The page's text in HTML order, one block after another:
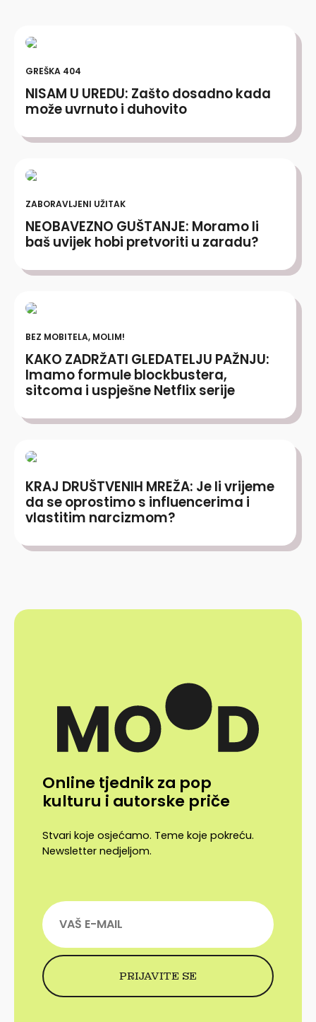
GREŠKA 404
NISAM U UREDU: Zašto dosadno kada
može uvrnuto i duhovito
ZABORAVLJENI UŽITAK
NEOBAVEZNO GUŠTANJE: Moramo li
baš uvijek hobi pretvoriti u zaradu?
BEZ MOBITELA, MOLIM!
KAKO ZADRŽATI GLEDATELJU PAŽNJU:
Imamo formule blockbustera,
sitcoma i uspješne Netflix serije
KRAJ DRUŠTVENIH MREŽA: Je li vrijeme
da se oprostimo s influencerima i
vlastitim narcizmom?
Online tjednik za pop
kulturu i autorske priče
Stvari koje osjećamo. Teme koje pokreću.
Newsletter nedjeljom.